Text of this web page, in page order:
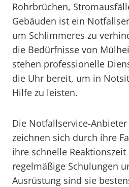
Rohrbrüchen,
Gebäuden ist ein
um Schlimmeres zu
die Bedürfnisse von
stehen professionelle
die Uhr bereit, um in
Hilfe zu leisten.
Die Notfallservice-
zeichnen sich durch ihre
ihre schnelle Reaktionszeit
regelmäßige Schulungen
Ausrüstung sind sie